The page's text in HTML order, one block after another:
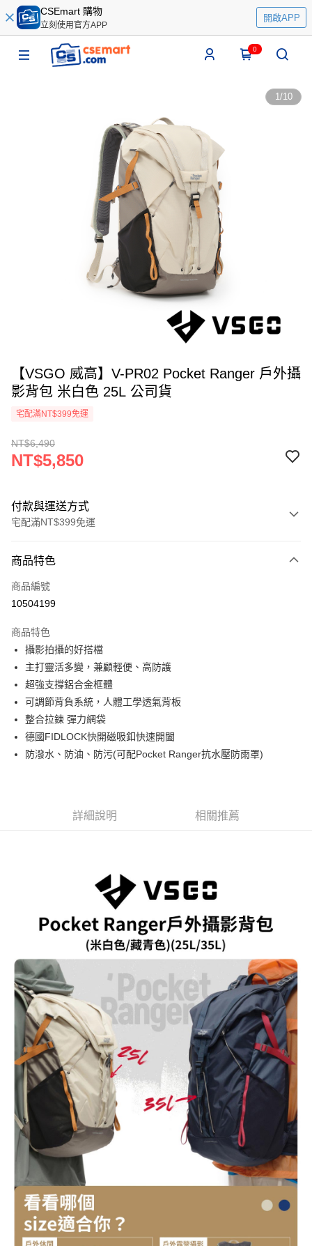
CSEmart 購物
立刻使用官方APP
開啟APP
0
1/10
【VSGO 威高】V-PR02 Pocket Ranger 戶外攝
影背包 米白色 25L 公司貨
宅配滿NT$399免運
NT$6,490
NT$5,850
付款與運送方式
宅配滿NT$399免運
信用卡一次付款
信用卡分期付款
合作金庫商業銀行
華南商業銀行
上海商業儲蓄銀行
台北富邦商業銀行
國泰世華商業銀行
臺灣中小企業銀行
台中商業銀行
匯豐（台灣）商業銀行
聯邦商業銀行
元大商業銀行
永豐商業銀行
玉山商業銀行
星展（台灣）商業銀行
6 期 0 利率 每期
華南商業銀行
彰化商業銀行
上海商業儲蓄銀行
國泰世華商業銀行
兆豐國際商業銀行
臺灣中小企業銀行
匯豐（台灣）商業銀行
華泰商業銀行
聯邦商業銀行
遠東國際商業銀行
元大商業銀行
永豐商業銀行
12 期 0 利率 每期
合作金庫商業銀行
上海商業儲蓄銀行
台北富邦商業銀行
國泰世華商業銀行
臺灣中小企業銀行
台中商業銀行
匯豐（台灣）商業銀行
華泰商業銀行
台新國際商業銀行
中國信託商業銀行
LINE Pay
Apple Pay
街口支付
悠遊付
【關於「AFTEE先享後付」】
AFTEE先享後付是「在收到商品之後才付款」的支付方式。 讓您購物簡單
便利好安心！
１．簡單：不需註冊會員、不需綁卡、不需儲值。
２．便利：只要手機號碼，簡訊認證，即可結帳。
３．安心：先確認商品／服務後，再付款。
【「AFTEE先享後付」結帳流程】
１．於結帳方式選擇「AFTEE先享後付」後，將跳轉至「AFTEE先享後付」
結帳頁面，進行簡訊認證並確認金額後，即可完成結帳。
２．訂單成立數日內，您將收到繳費通知簡訊。
３．收到繳費通知簡訊後14天內，點擊此簡訊中的連結，可透過四大超商／
ATM／網路銀行／等多元方式進行付款，方視為交易完成。
※ 請注意：結帳手續完成當下不需立刻繳費，但若您需要取消訂單，請聯絡
購買商品的店家。未經商家同意取消之訂單仍視為有效，需透過AFTEE先享
後付繳納相關費用。
※ 交易是否成功請以「AFTEE先享後付 」之結帳頁面顯示為準，若有關於
是否繳費成功／繳費後需取消欲退款等相關疑問，請聯繫「AFTEE先享後付
客戶支援中心」https://netprotections.freshdesk.com/support/home
【注意事項】
１．透過由恩沛科技股份有限公司提供之「AFTEE先享後付」服務完成之交
易，需依本服務之必要範圍內提供個人資料，並將交易相關給付款項請求債
權轉讓予恩沛科技股份有限公司。
２．關於個人資料處理事宜，請瀏覽以下網址：
https://aftee.tw/terms/#terms3
３．未成年的使用者請事先徵得法定代理人或監護人之同意方可使用
「AFTEE先享後付」，若未經同意申辦者引起之損失，本公司不負相關責
宅配
每筆NT$75，滿NT$399(含以上)免運費
付款後門市自取
免運費
商品特色
商品編號
10504199
商品特色
攝影拍攝的好搭檔
主打靈活多變，兼顧輕便、高防護
超強支撐鋁合金框體
可調節背負系統，人體工學透氣背板
整合拉鍊 彈力網袋
德國FIDLOCK快開磁吸釦快速開闔
防潑水、防油、防污(可配Pocket Ranger抗水壓防雨罩)
詳細說明 相關推薦